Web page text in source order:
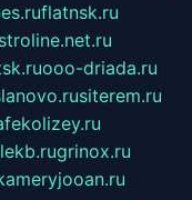
flatnsk.ru
ooo-driada.ru
siterem.ru
grinox.ru